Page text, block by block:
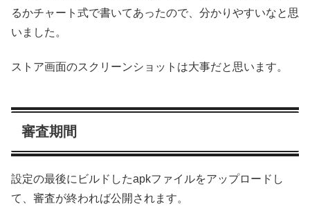
るかチャート式で書いてあったので、分かりやすいなと思
いました。
ストア画面のスクリーンショットは大事だと思います。
審査期間
設定の最後にビルドしたapkファイルをアップロードし
て、審査が終われば公開されます。